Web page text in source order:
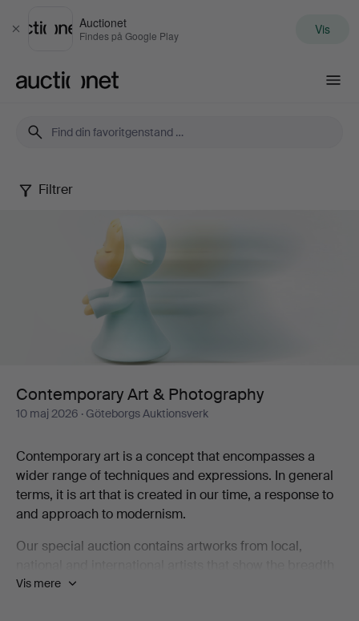
Luk
Auctionet
Findes på Google Play Vis
Contemporary
Photography
Filtrer
Contemporary Art & Photography
10 maj 2026 · Göteborgs Auktionsverk
Contemporary art is a concept that encompasses a
wider range of techniques and expressions. In general
terms, it is art that is created in our time, a response to
and approach to modernism.
Our special auction contains artworks from local,
that contemporary art represents, including Karin
Vis mere